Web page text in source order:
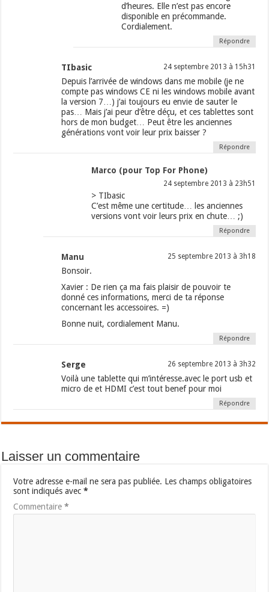
d’heures. Elle n’est pas encore
disponible en précommande.
Cordialement.
Répondre
TIbasic 24 septembre 2013 à 15h31
Depuis l’arrivée de windows dans me mobile (je ne
compte pas windows CE ni les windows mobile avant
la version 7…) j’ai toujours eu envie de sauter le
pas… Mais j’ai peur d’être déçu, et ces tablettes sont
hors de mon budget… Peut être les anciennes
générations vont voir leur prix baisser ?
Répondre
Marco (pour Top For Phone)
24 septembre 2013 à 23h51
> TIbasic
C’est même une certitude… les anciennes
versions vont voir leurs prix en chute… ;)
Répondre
Manu 25 septembre 2013 à 3h18
Bonsoir.
Xavier : De rien ça ma fais plaisir de pouvoir te
donné ces informations, merci de ta réponse
concernant les accessoires. =)
Bonne nuit, cordialement Manu.
Répondre
Serge 26 septembre 2013 à 3h32
Voilà une tablette qui m’intéresse.avec le port usb et
micro de et HDMI c’est tout benef pour moi
Répondre
Laisser un commentaire
Votre adresse e-mail ne sera pas publiée. Les champs obligatoires
sont indiqués avec*
Commentaire*